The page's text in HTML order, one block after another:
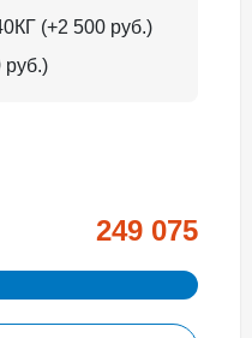
(+2 500 руб.)
руб.)
249 075